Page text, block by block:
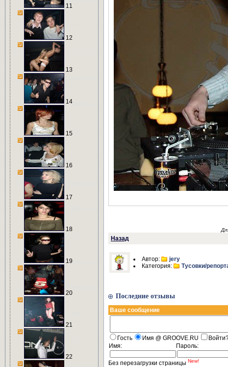
11
12
13
14
15
16
17
18
19
20
21
22
Назад
Автор:
jery
Категория:
Тусовки/
Последние отзывы
Ваше сообщение
Гость Имя @ GROOVE.RU
Имя:
Пароль:
Без перезагрузки страницы New!